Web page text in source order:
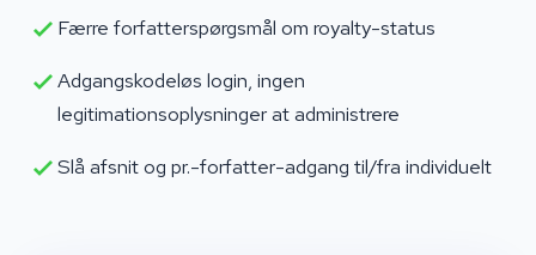
Færre forfatterspørgsmål om royalty-status
Adgangskodeløs login, ingen
legitimationsoplysninger at administrere
Slå afsnit og pr.-forfatter-adgang til/fra individuelt